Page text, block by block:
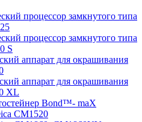
процессор замкнутого типа
процессор замкнутого типа
S
аппарат для окрашивания
аппарат для окрашивания
XL
Bond™- maX
CM1520